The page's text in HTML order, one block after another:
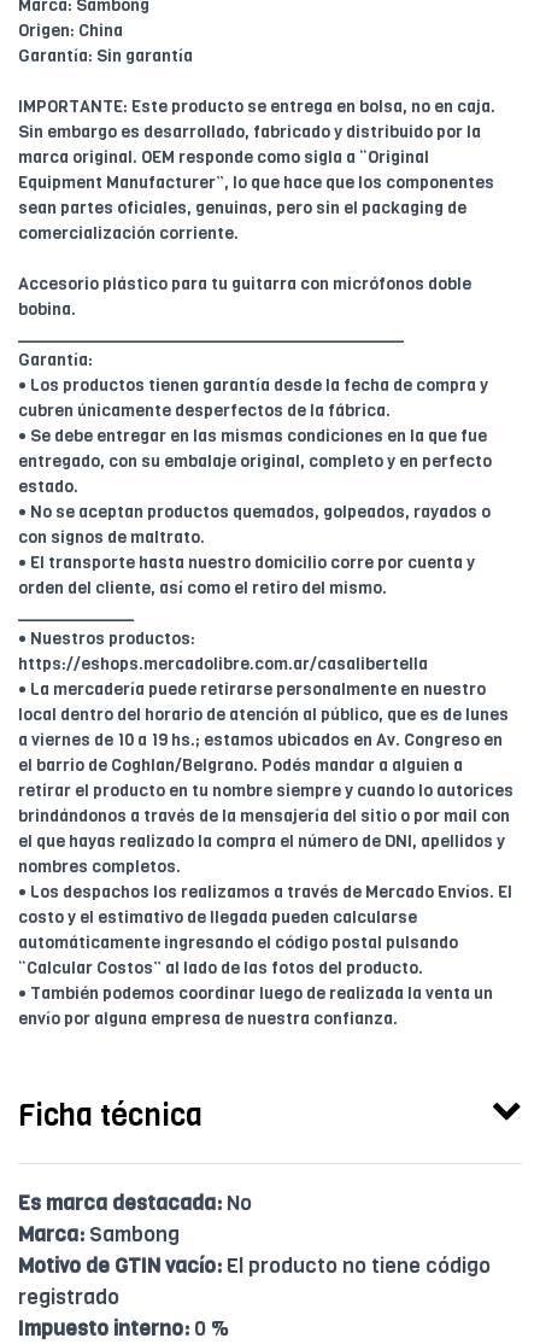
Marca: Sambong
Origen: China
Garantía: Sin garantía
IMPORTANTE: Este producto se entrega en bolsa, no en caja.
Sin embargo es desarrollado, fabricado y distribuido por la
marca original. OEM responde como sigla a “Original
Equipment Manufacturer”, lo que hace que los componentes
sean partes oficiales, genuinas, pero sin el packaging de
comercialización corriente.
Accesorio plástico para tu guitarra con micrófonos doble
bobina.
________________________________________
Garantía:
• Los productos tienen garantía desde la fecha de compra y
cubren únicamente desperfectos de la fábrica.
• Se debe entregar en las mismas condiciones en la que fue
entregado, con su embalaje original, completo y en perfecto
estado.
• No se aceptan productos quemados, golpeados, rayados o
con signos de maltrato.
• El transporte hasta nuestro domicilio corre por cuenta y
orden del cliente, así como el retiro del mismo.
____________
• Nuestros productos:
https://eshops.mercadolibre.com.ar/casalibertella
• La mercadería puede retirarse personalmente en nuestro
local dentro del horario de atención al público, que es de lunes
a viernes de 10 a 19 hs.; estamos ubicados en Av. Congreso en
el barrio de Coghlan/Belgrano. Podés mandar a alguien a
retirar el producto en tu nombre siempre y cuando lo autorices
brindándonos a través de la mensajería del sitio o por mail con
el que hayas realizado la compra el número de DNI, apellidos y
nombres completos.
• Los despachos los realizamos a través de Mercado Envíos. El
costo y el estimativo de llegada pueden calcularse
automáticamente ingresando el código postal pulsando
“Calcular Costos” al lado de las fotos del producto.
• También podemos coordinar luego de realizada la venta un
envío por alguna empresa de nuestra confianza.
Ficha técnica
Es marca destacada: No
Marca: Sambong
Motivo de GTIN vacío: El producto no tiene código
registrado
Impuesto interno: 0 %